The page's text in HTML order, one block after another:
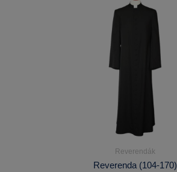
Reverendák
Reverenda (104-170)